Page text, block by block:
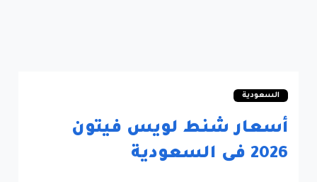
السعودية
أسعار شنط لويس فيتون
2026 فى السعودية